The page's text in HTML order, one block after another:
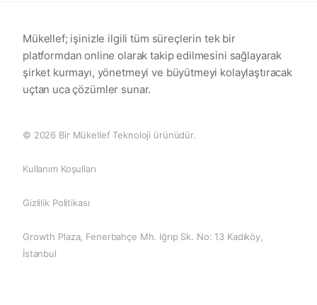
Mükellef; işinizle ilgili tüm süreçlerin tek bir
platformdan online olarak takip edilmesini sağlayarak
şirket kurmayı, yönetmeyi ve büyütmeyi kolaylaştıracak
uçtan uca çözümler sunar.
© 2026 Bir Mükellef Teknoloji ürünüdür.
Kullanım Koşulları
Gizlilik Politikası
Growth Plaza, Fenerbahçe Mh. Iğrıp Sk. No: 13 Kadıköy,
İstanbul